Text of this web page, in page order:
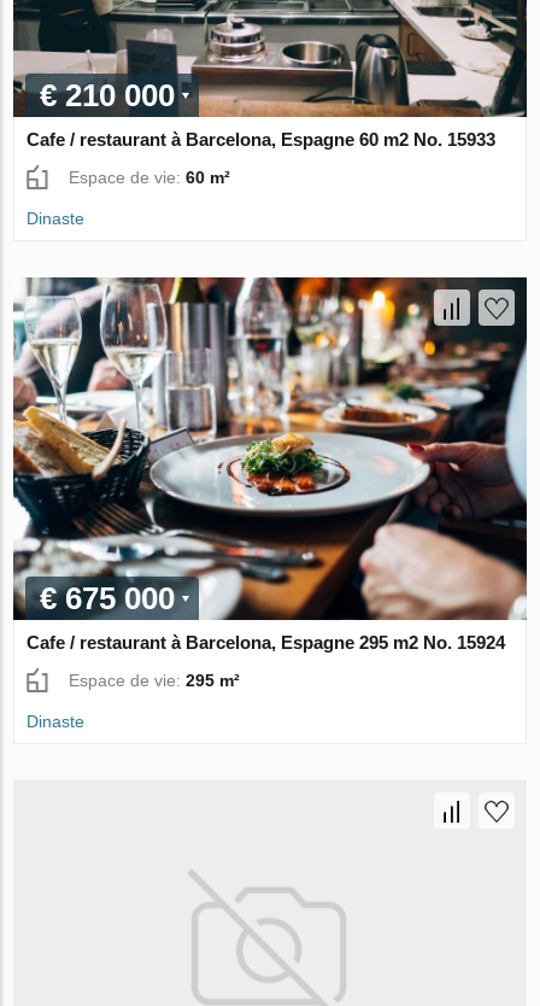
€ 210 000
Cafe / restaurant à Barcelona, Espagne 60 m2 No. 15933
Espace de vie:60 m²
Dinaste
€ 675 000
Cafe / restaurant à Barcelona, Espagne 295 m2 No. 15924
Espace de vie:295 m²
Dinaste